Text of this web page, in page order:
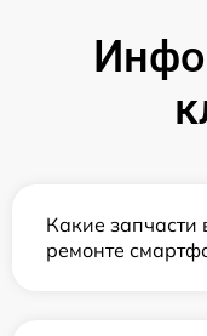
Какие запчасти
ремонте